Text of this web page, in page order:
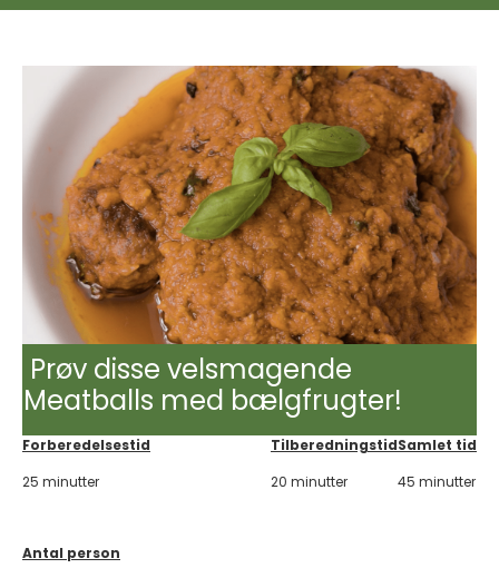
Prøv disse velsmagende
Meatballs med bælgfrugter!
Forberedelsestid
25 minutter
Tilberedningstid
20 minutter
Samlet tid
45 minutter
Antal person